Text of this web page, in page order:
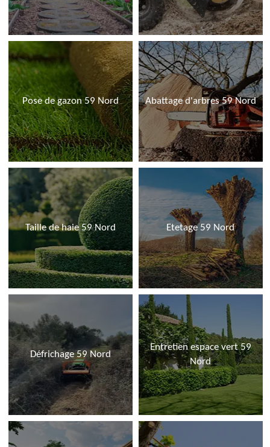
Pose de gazon 59 Nord Abattage d'arbres 59 Nord
Taille de haie 59 Nord Etetage 59 Nord
Défrichage 59 Nord
Entretien espace vert 59
Nord